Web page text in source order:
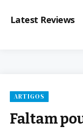
Latest Reviews
ARTIGOS
Faltam